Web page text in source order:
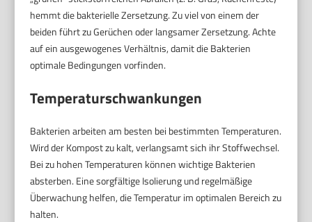
hemmt die bakterielle Zersetzung. Zu viel von einem der
beiden führt zu Gerüchen oder langsamer Zersetzung. Achte
auf ein ausgewogenes Verhältnis, damit die Bakterien
optimale Bedingungen vorfinden.
Temperaturschwankungen
Bakterien arbeiten am besten bei bestimmten Temperaturen.
Wird der Kompost zu kalt, verlangsamt sich ihr Stoffwechsel.
Bei zu hohen Temperaturen können wichtige Bakterien
absterben. Eine sorgfältige Isolierung und regelmäßige
Überwachung helfen, die Temperatur im optimalen Bereich zu
halten.